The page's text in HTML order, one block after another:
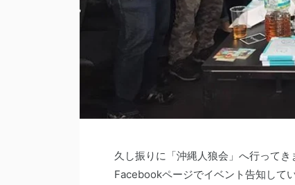
久し振りに「沖縄人狼会」へ行って
Facebookページでイベント告知して